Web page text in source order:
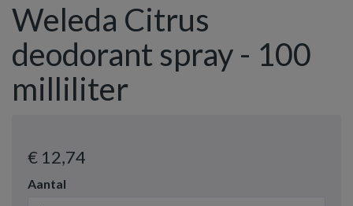
Weleda Citrus
deodorant spray - 100
milliliter
€ 12,74
Aantal